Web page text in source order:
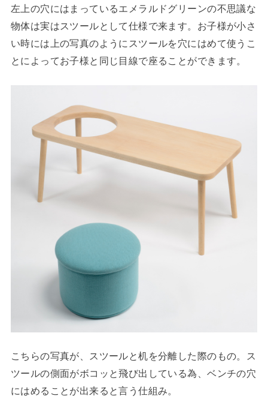
左上の穴にはまっているエメラルドグリーンの不思議な
物体は実はスツールとして仕様で来ます。お子様が小さ
い時には上の写真のようにスツールを穴にはめて使うこ
とによってお子様と同じ目線で座ることができます。
こちらの写真が、スツールと机を分離した際のもの。ス
ツールの側面がボコッと飛び出している為、ベンチの穴
にはめることが出来ると言う仕組み。